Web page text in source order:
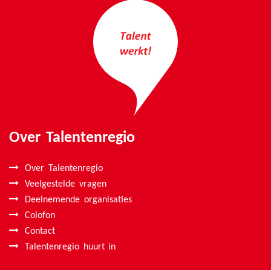
Over Talentenregio
Over Talentenregio
Veelgestelde vragen
Deelnemende organisaties
Colofon
Contact
Talentenregio huurt in